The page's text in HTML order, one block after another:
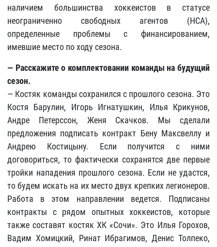
наличием большинства хоккеистов в статусе
неограниченно свободных агентов (НСА),
определенные проблемы с финансированием,
имевшие место по ходу сезона.
— Расскажите о комплектовании команды на будущий
сезон.
— Костяк команды сохранился с прошлого сезона. Это
Костя Барулин, Игорь Игнатушкин, Илья Крикунов,
Андре Петерссон, Женя Скачков. Мы сделали
предложения подписать контракт Бену Максвеллу и
Андрею Костицыну. Если получится с ними
договориться, то фактически сохранятся две первые
тройки нападения прошлого сезона. Если не удастся,
то будем искать на их место двух крепких легионеров.
Работа в этом направлении ведется. Подписаны
контракты с рядом опытных хоккеистов, которые
также составят костяк ХК «Сочи». Это Илья Горохов,
Вадим Хомицкий, Ринат Ибрагимов, Денис Толпеко,